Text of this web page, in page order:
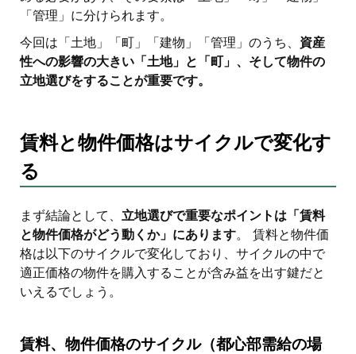
「管理」に分けられます。
今回は「土地」「町」「建物」「管理」のうち、 資産
性への影響の大きい「土地」と「町」、そして物件の
立地選びをすることが重要です。
賃料と物件価格はサイクルで変化す
る
まず結論として、 立地選びで重要なポイントは「賃料
と物件価格がどう動くか」にあります。 賃料と物件価
格は以下のサイクルで変化しており、サイクルの中で
適正価格の物件を購入することが含み益を出す鍵だと
いえるでしょう。
賃料、物件価格のサイクル（都心部需給の場